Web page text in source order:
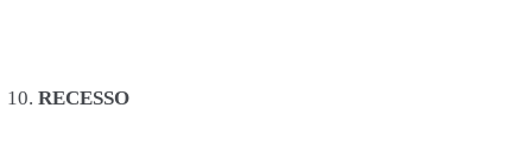
RECESSO